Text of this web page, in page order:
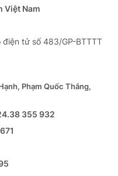
Việt Nam
tử số 483/GP-BTTTT
Phạm Quốc Thắng,
355 932